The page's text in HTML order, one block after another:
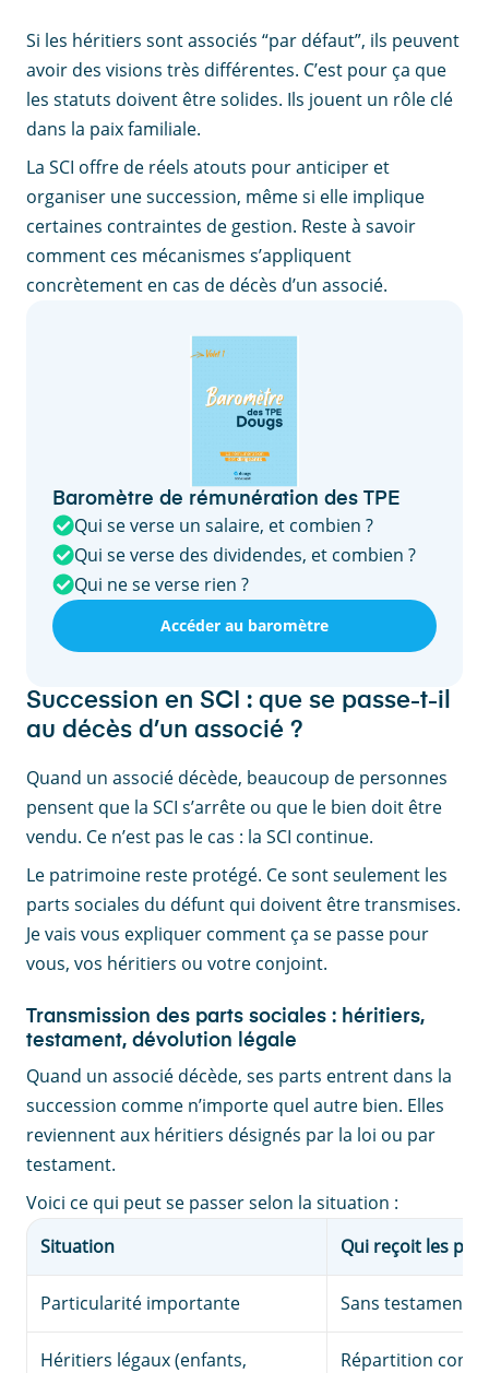
Si les héritiers sont associés “par défaut”, ils peuvent
avoir des visions très différentes. C’est pour ça que
les statuts doivent être solides. Ils jouent un rôle clé
dans la paix familiale.
La SCI offre de réels atouts pour anticiper et
organiser une succession, même si elle implique
certaines contraintes de gestion. Reste à savoir
comment ces mécanismes s’appliquent
concrètement en cas de décès d’un associé.
Baromètre de rémunération des TPE
Qui se verse un salaire, et combien ?
Qui se verse des dividendes, et combien ?
Qui ne se verse rien ?
Accéder au baromètre
Succession en SCI : que se passe-t-il
au décès d’un associé ?
Quand un associé décède, beaucoup de personnes
pensent que la SCI s’arrête ou que le bien doit être
vendu. Ce n’est pas le cas : la SCI continue.
Le patrimoine reste protégé. Ce sont seulement les
parts sociales du défunt qui doivent être transmises.
Je vais vous expliquer comment ça se passe pour
vous, vos héritiers ou votre conjoint.
Transmission des parts sociales : héritiers,
testament, dévolution légale
Quand un associé décède, ses parts entrent dans la
succession comme n’importe quel autre bien. Elles
reviennent aux héritiers désignés par la loi ou par
testament.
Voici ce qui peut se passer selon la situation :
Situation
Qui reçoit les
Particularité importante Sans testament
Héritiers légaux (enfants,
Répartition